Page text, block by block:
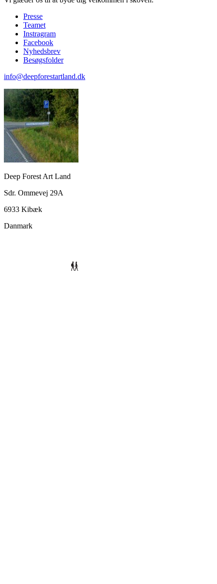
Presse
Teamet
Instragram
Facebook
Nyhedsbrev
Besøgsfolder
info@deepforestartland.dk
Deep Forest Art Land
Sdr. Ommevej 29A
6933 Kibæk
Danmark